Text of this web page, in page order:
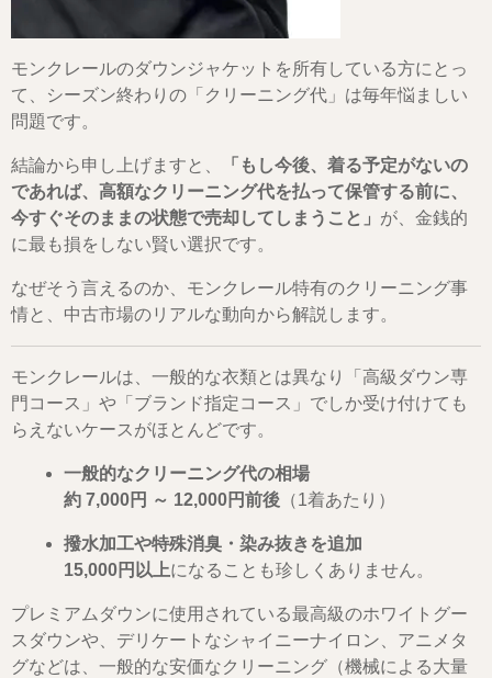
モンクレールのダウンジャケットを所有している方にとっ
て、シーズン終わりの「クリーニング代」は毎年悩ましい
問題です。
結論から申し上げますと、
「もし今後、着る予定がないの
であれば、高額なクリーニング代を払って保管する前に、
今すぐそのままの状態で売却してしまうこと」 が、金銭的
に最も損をしない賢い選択です。
なぜそう言えるのか、モンクレール特有のクリーニング事
情と、中古市場のリアルな動向から解説します。
モンクレールは、一般的な衣類とは異なり「高級ダウン専
門コース」や「ブランド指定コース」でしか受け付けても
らえないケースがほとんどです。
一般的なクリーニング代の相場
約 7,000円 ～ 12,000円前後 （1着あたり）
撥水加工や特殊消臭・染み抜きを追加
15,000円以上になることも珍しくありません。
プレミアムダウンに使用されている最高級のホワイトグー
スダウンや、デリケートなシャイニーナイロン、アニメタ
グなどは、一般的な安価なクリーニング（機械による大量